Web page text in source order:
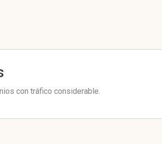
con tráfico considerable.